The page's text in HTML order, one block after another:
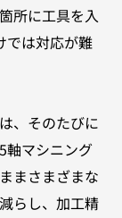
所に工具を入
では対応が難
、そのたびに
軸マシニング
まさまざまな
らし、加工精